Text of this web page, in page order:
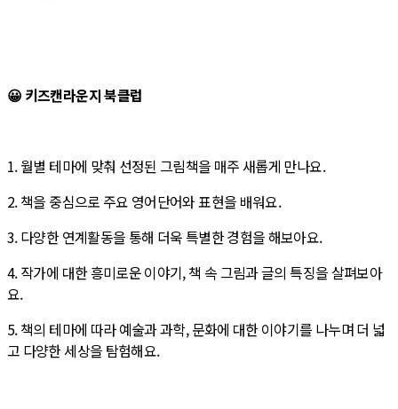
😀 키즈캔라운지 북클럽
1. 월별 테마에 맞춰 선정된 그림책을 매주 새롭게 만나요.
2. 책을 중심으로 주요 영어단어와 표현을 배워요.
3. 다양한 연계활동을 통해 더욱 특별한 경험을 해보아요.
4. 작가에 대한 흥미로운 이야기, 책 속 그림과 글의 특징을 살펴보아
요.
5. 책의 테마에 따라 예술과 과학, 문화에 대한 이야기를 나누며 더 넓
고 다양한 세상을 탐험해요.